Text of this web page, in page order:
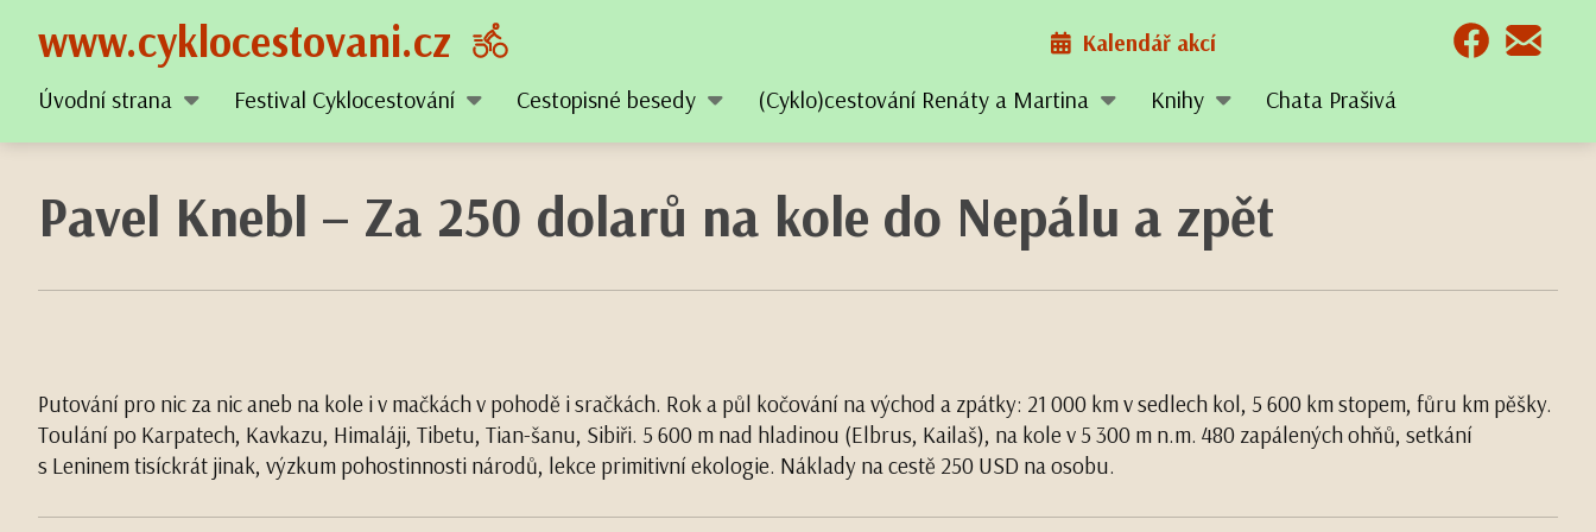
www.cyklocestovani.cz Kalendář akcí
Úvodní strana Festival Cyklocestování Cestopisné besedy (Cyklo)cestování Renáty a Martina Knihy Chata Prašivá
Pavel Knebl – Za 250 dolarů na kole do Nepálu a zpět
Putování pro nic za nic aneb na kole i v mačkách v pohodě i sračkách. Rok a půl kočování na východ a zpátky: 21 000 km v sedlech kol, 5 600 km stopem, fůru km pěšky.
Toulání po Karpatech, Kavkazu, Himaláji, Tibetu, Tian-šanu, Sibiři. 5 600 m nad hladinou (Elbrus, Kailaš), na kole v 5 300 m n.m. 480 zapálených ohňů, setkání
s Leninem tisíckrát jinak, výzkum pohostinnosti národů, lekce primitivní ekologie. Náklady na cestě 250 USD na osobu.